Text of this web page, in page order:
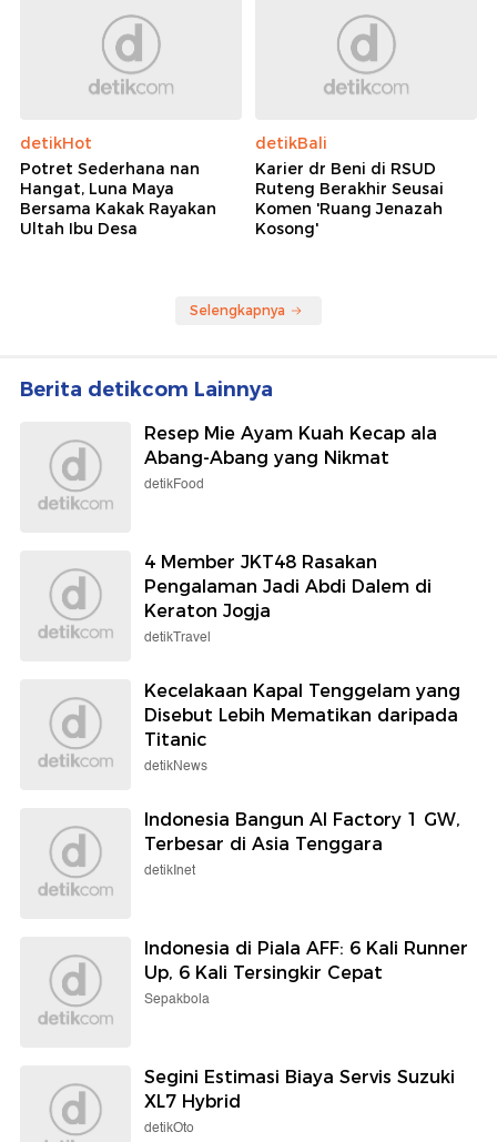
detikHot
Potret Sederhana nan
Hangat, Luna Maya
Bersama Kakak Rayakan
Ultah Ibu Desa
detikBali
Karier dr Beni di RSUD
Ruteng Berakhir Seusai
Komen 'Ruang Jenazah
Kosong'
Selengkapnya
Berita detikcom Lainnya
Resep Mie Ayam Kuah Kecap ala
Abang-Abang yang Nikmat
detikFood
4 Member JKT48 Rasakan
Pengalaman Jadi Abdi Dalem di
Keraton Jogja
detikTravel
Kecelakaan Kapal Tenggelam yang
Disebut Lebih Mematikan daripada
Titanic
detikNews
Indonesia Bangun AI Factory 1 GW,
Terbesar di Asia Tenggara
detikInet
Indonesia di Piala AFF: 6 Kali Runner
Up, 6 Kali Tersingkir Cepat
Sepakbola
Segini Estimasi Biaya Servis Suzuki
XL7 Hybrid
detikOto